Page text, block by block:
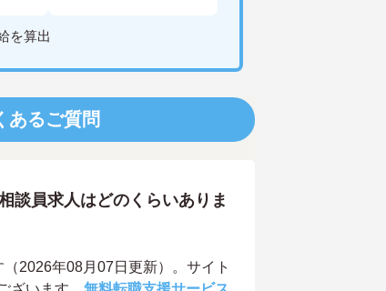
を算出
あるご質問
談員求人はどのくらいありま
2026年08月07日更新）。サイト